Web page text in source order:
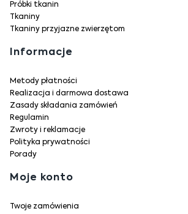
Próbki tkanin
Tkaniny
Tkaniny przyjazne zwierzętom
Informacje
Metody płatności
Realizacja i darmowa dostawa
Zasady składania zamówień
Regulamin
Zwroty i reklamacje
Polityka prywatności
Porady
Moje konto
Twoje zamówienia